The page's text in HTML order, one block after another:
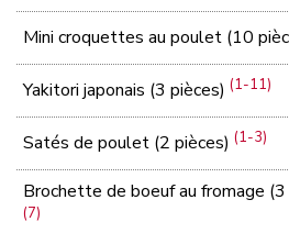
Mini croquettes au poulet (10
Yakitori japonais (3 pièces)(1-11)
Satés de poulet (2 pièces)(1-3)
Brochette de boeuf au fromage (3
(7)